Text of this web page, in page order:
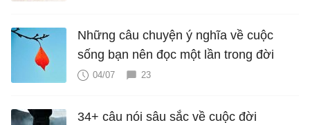
Những câu chuyện ý nghĩa về cuộc
sống bạn nên đọc một lần trong đời
04/07 23
34+ câu nói sâu sắc về cuộc đời